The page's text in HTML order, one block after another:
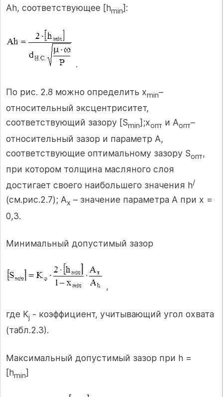
Аh, соответствующее [hmin]:
.
По рис. 2.8 можно определить хmin–
относительный эксцентриситет,
соответствующий зазору [Smin];хопт и Аопт–
относительный зазор и параметр А,
соответствующие оптимальному зазору Sопт,
при котором толщина масляного слоя
достигает своего наибольшего значения h/
(см.рис.2.7); Ах – значение параметра А при х =
0,3.
Минимальный допустимый зазор
,
где Кj - коэффициент, учитывающий угол охвата
(табл.2.3).
Максимальный допустимый зазор при h =
[hmin]